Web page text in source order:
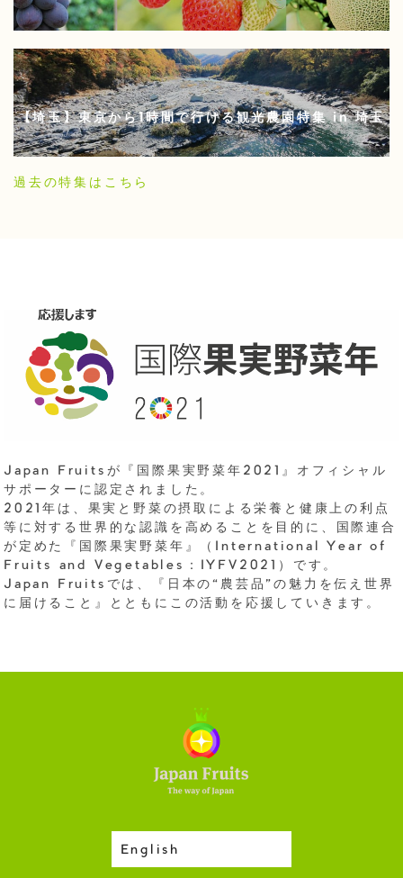
【埼玉】東京から1時間で行ける観光農園特集 in 埼玉
過去の特集はこちら
Japan Fruitsが『国際果実野菜年2021』オフィシャル
サポーターに認定されました。
2021年は、果実と野菜の摂取による栄養と健康上の利点
等に対する世界的な認識を高めることを目的に、国際連合
が定めた『国際果実野菜年』（International Year of
Fruits and Vegetables：IYFV2021）です。
Japan Fruitsでは、『日本の“農芸品”の魅力を伝え世界
に届けること』とともにこの活動を応援していきます。
English収穫カレンダー